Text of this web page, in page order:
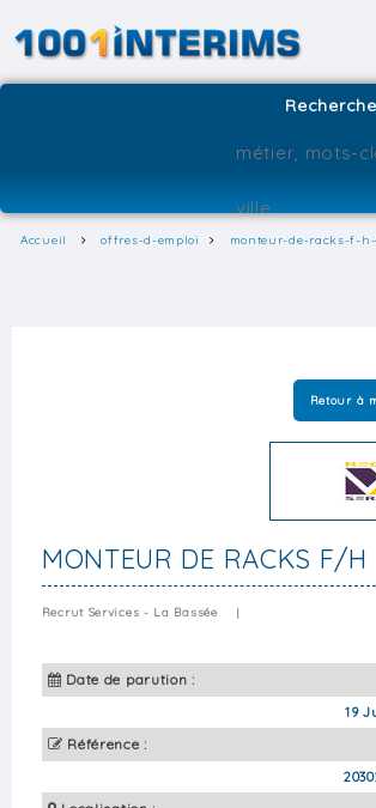
Accueil offres-d-emploi monteur-de-racks-f-h-
Retour à
MONTEUR DE RACKS F/H
Recrut Services - La Bassée |
Date de parution :
19
Référence :